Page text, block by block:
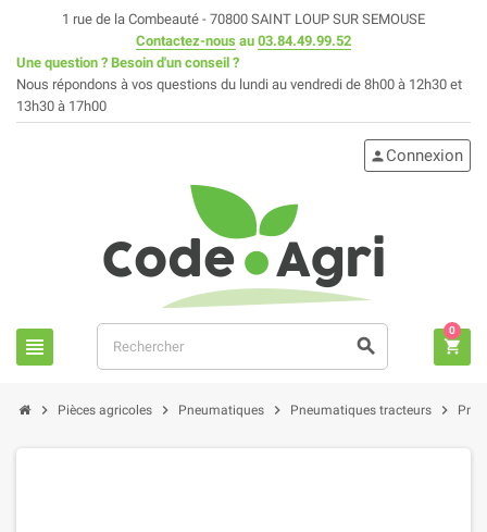
1 rue de la Combeauté - 70800 SAINT LOUP SUR SEMOUSE
Contactez-nous au 03.84.49.99.52
Une question ? Besoin d'un conseil ?
Nous répondons à vos questions du lundi au vendredi de 8h00 à 12h30 et
13h30 à 17h00
view_headline search
person Connexion
shopping_cart
0
chevron_right Pièces agricoles chevron_right Pneumatiques chevron_right Pneumatiques tracteurs chevron_right